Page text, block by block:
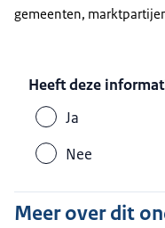
gemeenten,
Heeft deze
Ja
Nee
Meer over dit